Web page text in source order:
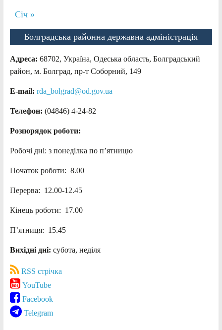
Січ »
Болградська районна державна адміністрація
Адреса: 68702, Україна, Одеська область, Болградський
район, м. Болград, пр-т Соборний, 149
E-mail: rda_bolgrad@od.gov.ua
Телефон: (04846) 4-24-82
Розпорядок роботи:
Робочі дні: з понеділка по п’ятницю
Початок роботи: 8.00
Перерва: 12.00-12.45
Кінець роботи: 17.00
П’ятниця: 15.45
Вихідні дні: субота, неділя
RSS стрічка
YouTube
Facebook
Telegram